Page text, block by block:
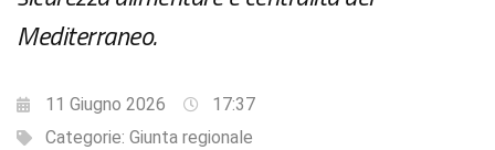
Mediterraneo.
11 Giugno 2026
17:37
Categorie: Giunta regionale